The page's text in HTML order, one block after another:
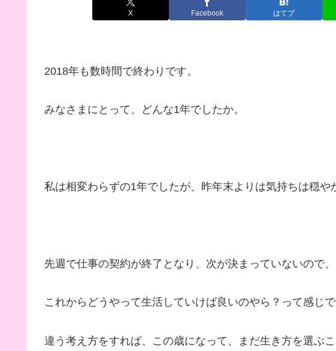
X Facebook はてブ
2018年も数時間で終わりです。
みなさまにとって、どんな1年でしたか。
私は相変わらずの1年でしたが、昨年末よりは気持ちは穏や
先週で仕事の契約が終了となり、次が決まっていないので、
これからどうやって生活していけば良いのやら？って感じで
違う考え方をすれば、この歳になって、まだ生き方を選ぶ